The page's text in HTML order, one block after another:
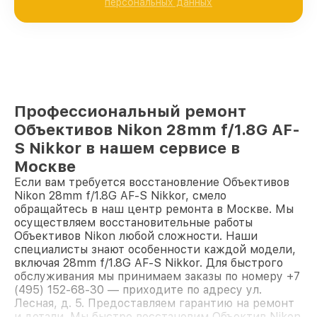
персональных данных
Профессиональный ремонт
Объективов Nikon 28mm f/1.8G AF-
S Nikkor в нашем сервисе в
Москве
Если вам требуется восстановление Объективов
Nikon 28mm f/1.8G AF-S Nikkor, смело
обращайтесь в наш центр ремонта в Москве. Мы
осуществляем восстановительные работы
Объективов Nikon любой сложности. Наши
специалисты знают особенности каждой модели,
включая 28mm f/1.8G AF-S Nikkor. Для быстрого
обслуживания мы принимаем заказы по номеру +7
(495) 152-68-30 — приходите по адресу ул.
Лесная, д. 5. Предоставляем гарантию на ремонт